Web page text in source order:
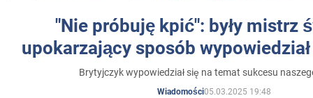
"Nie próbuję kpić": były mistrz
upokarzający sposób
Brytyjczyk wypowiedział się na temat sukcesu
Wiadomości05.03.2025 19:48